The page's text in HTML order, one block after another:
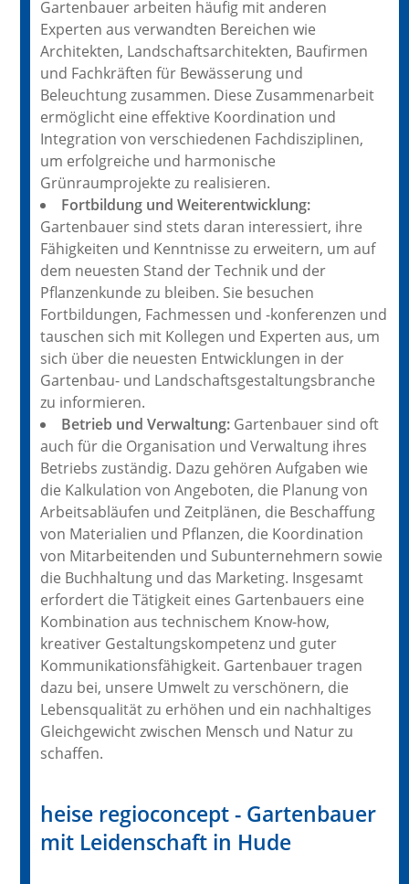
Gartenbauer arbeiten häufig mit anderen
Experten aus verwandten Bereichen wie
Architekten, Landschaftsarchitekten, Baufirmen
und Fachkräften für Bewässerung und
Beleuchtung zusammen. Diese Zusammenarbeit
ermöglicht eine effektive Koordination und
Integration von verschiedenen Fachdisziplinen,
um erfolgreiche und harmonische
Grünraumprojekte zu realisieren.
Fortbildung und Weiterentwicklung:
Gartenbauer sind stets daran interessiert, ihre
Fähigkeiten und Kenntnisse zu erweitern, um auf
dem neuesten Stand der Technik und der
Pflanzenkunde zu bleiben. Sie besuchen
Fortbildungen, Fachmessen und -konferenzen und
tauschen sich mit Kollegen und Experten aus, um
sich über die neuesten Entwicklungen in der
Gartenbau- und Landschaftsgestaltungsbranche
zu informieren.
Betrieb und Verwaltung:Gartenbauer sind oft
auch für die Organisation und Verwaltung ihres
Betriebs zuständig. Dazu gehören Aufgaben wie
die Kalkulation von Angeboten, die Planung von
Arbeitsabläufen und Zeitplänen, die Beschaffung
von Materialien und Pflanzen, die Koordination
von Mitarbeitenden und Subunternehmern sowie
die Buchhaltung und das Marketing. Insgesamt
erfordert die Tätigkeit eines Gartenbauers eine
Kombination aus technischem Know-how,
kreativer Gestaltungskompetenz und guter
Kommunikationsfähigkeit. Gartenbauer tragen
dazu bei, unsere Umwelt zu verschönern, die
Lebensqualität zu erhöhen und ein nachhaltiges
Gleichgewicht zwischen Mensch und Natur zu
schaffen.
heise regioconcept - Gartenbauer
mit Leidenschaft in Hude